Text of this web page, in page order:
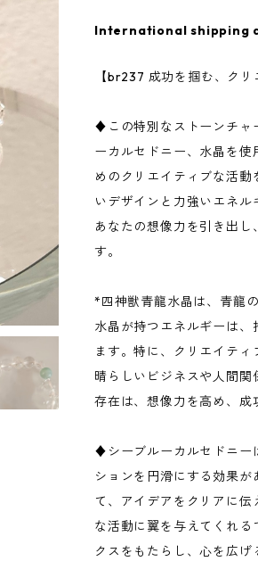
International shipping
【br237 成功を掴む、ク
♦この特別なストーンチャ
ーカルセドニー、水晶を
めのクリエイティブな活
いデザインと力強いエネ
あなたの想像力を引き出
す。
*四神獣青龍水晶は、青龍
水晶が持つエネルギーは
ます。特に、クリエイテ
晴らしいビジネスや人間
存在は、想像力を高め、
♦シーブルーカルセドニー
ションを円滑にする効果
て、アイデアをクリアに
な活動に翼を与えてくれ
クスをもたらし、心を広